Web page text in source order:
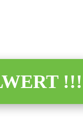
!!!